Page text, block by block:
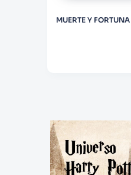
MUERTE Y FORTUNA